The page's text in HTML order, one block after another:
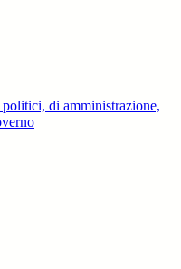
di amministrazione,